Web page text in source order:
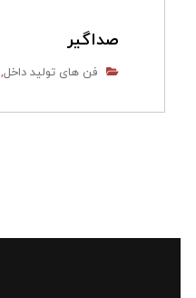
صداگیر
فن های تولید داخل,